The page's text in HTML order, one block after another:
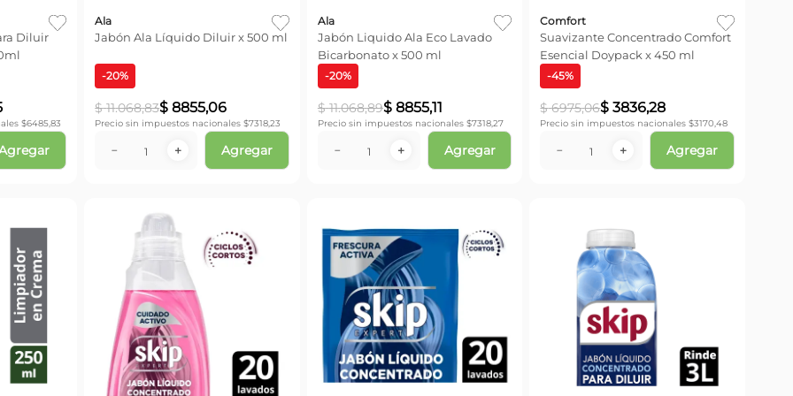
Diluir
$6485,83
Ala
Jabón Ala Líquido Diluir x 500 ml
-20%
$ 11.068,83$ 8855,06
Precio sin impuestos nacionales $7318,23
＋
－ Agregar
Ala
Jabón Liquido Ala Eco Lavado
Bicarbonato x 500 ml
-20%
$ 11.068,89$ 8855,11
Precio sin impuestos nacionales $7318,27
＋
－ Agregar
Comfort
Suavizante Concentrado Comfort
Esencial Doypack x 450 ml
-45%
$ 6975,06$ 3836,28
Precio sin impuestos nacionales $3170,48
＋
－ Agregar